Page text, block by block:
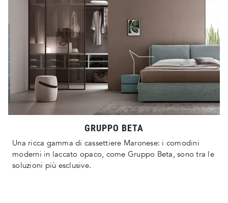
GRUPPO BETA
Una ricca gamma di cassettiere Maronese: i comodini
moderni in laccato opaco, come Gruppo Beta, sono tra le
soluzioni più esclusive.